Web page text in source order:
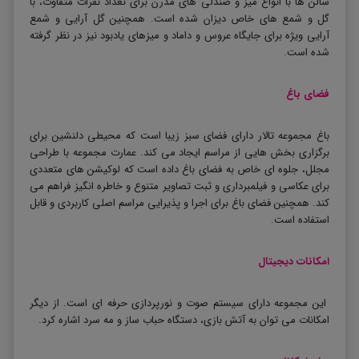
گل و شمع های خاص دیزان شده است. همچنین گل آرایی و شمع
آرایی ویژه برای جایگاه عروس و داماد و میزهای یادبود نیز در نظر گرفته
شده است.
فضای باغ
باغ مجموعه تالار دارای فضای سبز زیبا است که محیطی دلنشین برای
برگزاری بخش هایی از مراسم ایجاد می کند. عمارت مجموعه با طراحی
مجلل، جلوه ای خاص به فضای باغ داده است که لوکیشن های متعددی
برای عکاسی و فیلمبرداری و ثبت تصاویر متنوع و خاطره انگیز فراهم می
کند. همچنین فضای باغ برای اجرا و پذیرایی مراسم اصلی کاربردی و قابل
استفاده است.
امکانات دیجیتال
این مجموعه دارای سیستم صوت و نورپردازی حرفه ای است. از دیگر
امکانات می توان به آتش بازی، دستگاه حباب ساز و مه سرد اشاره کرد.